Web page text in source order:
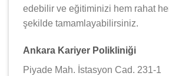
edebilir ve eğitiminizi hem rahat
şekilde tamamlayabilirsiniz.
Ankara Kariyer Polikliniği
Piyade Mah. İstasyon Cad. 231-1